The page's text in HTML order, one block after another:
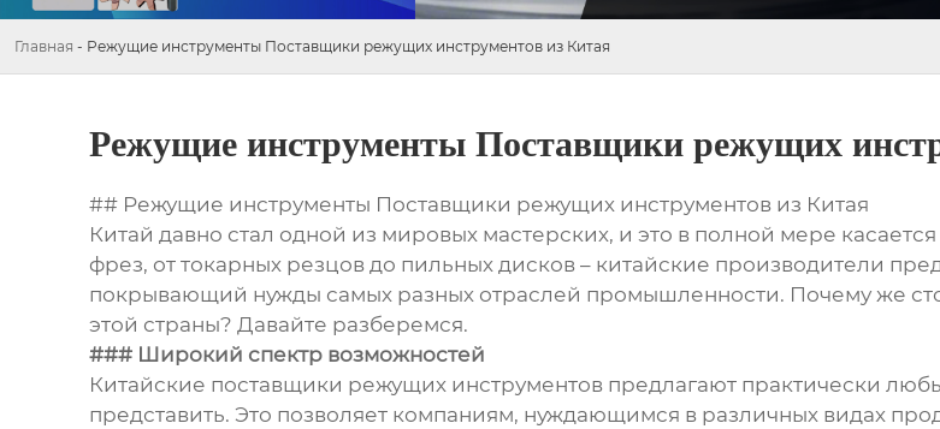
Главная - Режущие инструменты Поставщики режущих инструментов из Китая
Режущие инструменты Поставщики режущих
## Режущие инструменты Поставщики режущих инструментов из Китая
Китай давно стал одной из мировых мастерских, и это в полной мере
фрез, от токарных резцов до пильных дисков – китайские производители
покрывающий нужды самых разных отраслей промышленности. Почему же
этой страны? Давайте разберемся.
### Широкий спектр возможностей
Китайские поставщики режущих инструментов предлагают практически
представить. Это позволяет компаниям, нуждающимся в различных видах